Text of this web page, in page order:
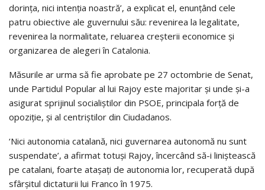
dorința, nici intenția noastră’, a explicat el, enunțând cele
patru obiective ale guvernului său: revenirea la legalitate,
revenirea la normalitate, reluarea creșterii economice și
organizarea de alegeri în Catalonia.
Măsurile ar urma să fie aprobate pe 27 octombrie de Senat,
unde Partidul Popular al lui Rajoy este majoritar și unde și-a
asigurat sprijinul socialiștilor din PSOE, principala forță de
opoziție, și al centriștilor din Ciudadanos.
‘Nici autonomia catalană, nici guvernarea autonomă nu sunt
suspendate’, a afirmat totuși Rajoy, încercând să-i liniștească
pe catalani, foarte atașați de autonomia lor, recuperată după
sfârșitul dictaturii lui Franco în 1975.